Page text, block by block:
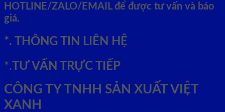
HOTLINE/ZALO/EMAIL để được tư vấn và báo
giá.
*. THÔNG TIN LIÊN HỆ
*.TƯ VẤN TRỰC TIẾP
CÔNG TY TNHH SẢN XUẤT VIỆT
XANH